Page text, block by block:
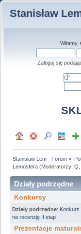
Stanisław
Witamy,
Zaloguj się
Stanisław Lem - Forum »
Lemosfera (Moderatorzy:Q
Działy podrzędne
Konkursy
Działy podrzędne: Konkurs
na recenzję II etap
Prezentacje